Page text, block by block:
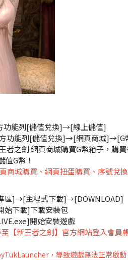
功能列[儲值兌換]→[線上儲值]
方功能列[儲值兌換]→[網頁商城]→[G
者之劍 網頁商城購買G幣箱子，購
G幣！
商城購買、網頁扭蛋購買、序號兌
區]→[主程式下載]→[DOWNLOAD]
始下載]下載安裝包
開始安裝遊戲
【新王者之劍】官方網站登入會員
，導致遊戲無法正常啟動